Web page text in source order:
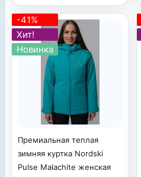
-41%
Хит!
Новинка
Премиальная теплая
зимняя куртка Nordski
Pulse Malachite женская